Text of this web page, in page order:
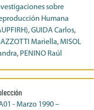
sobre
Humana
,GUIDA Carlos,
Mariella, MISOL
, PENINO Raúl
- Marzo 1990 –